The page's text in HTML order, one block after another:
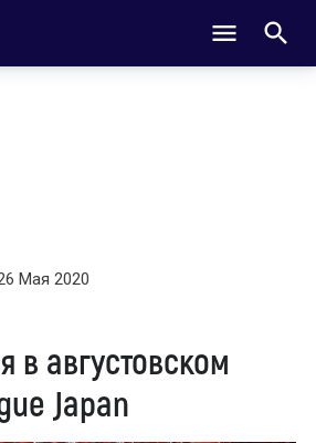
Мая 2020
в августовском
Japan